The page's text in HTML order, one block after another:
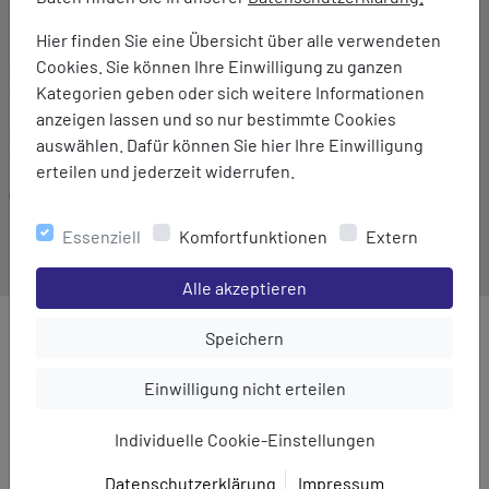
Hier finden Sie eine Übersicht über alle verwendeten
Cookies. Sie können Ihre Einwilligung zu ganzen
Kategorien geben oder sich weitere Informationen
anzeigen lassen und so nur bestimmte Cookies
auswählen. Dafür können Sie hier Ihre Einwilligung
erteilen und jederzeit widerrufen.
Essenziell Komfortfunktionen Extern
Einstellungen speichern für die Gruppe
Alle akzeptieren
Einstellungen speichern für die
Speichern
Einstellungen speichern für die Gruppe
Einwilligung nicht erteilen
Individuelle Cookie-Einstellungen
Datenschutzerklärung Impressum
Marke:
TAGOSS
180 g
MEHR AUS DER KATEGORIE